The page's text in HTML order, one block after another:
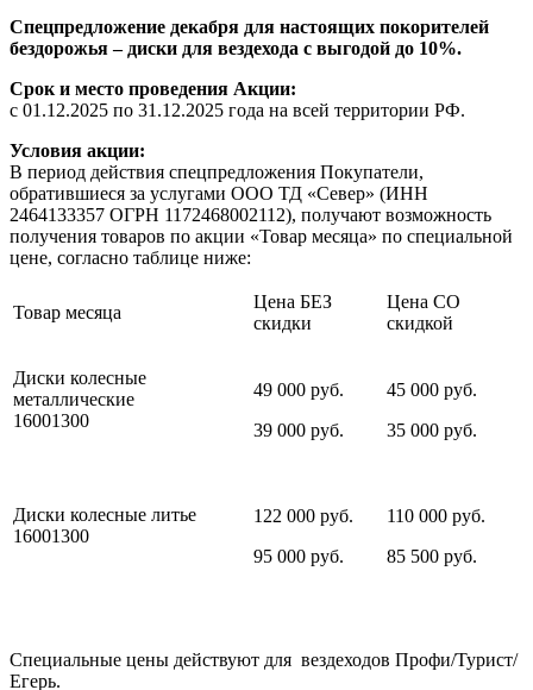
Спецпредложение декабря для настоящих покорителей
бездорожья – диски для вездехода с выгодой до 10%.
Срок и место проведения Акции:
с 01.12.2025 по 31.12.2025 года на всей территории РФ.
Условия акции:
В период действия спецпредложения Покупатели,
обратившиеся за услугами ООО ТД «Север» (ИНН
2464133357 ОГРН 1172468002112), получают возможность
получения товаров по акции «Товар месяца» по специальной
цене, согласно таблице ниже:
Товар месяца
Цена БЕЗ
скидки
Цена СО
скидкой
Диски колесные
металлические
16001300
49 000 руб.
39 000 руб.
45 000 руб.
35 000 руб.
Диски колесные литье
16001300
122 000 руб.
95 000 руб.
110 000 руб.
85 500 руб.
Специальные цены действуют для вездеходов Профи/Турист/
Егерь.